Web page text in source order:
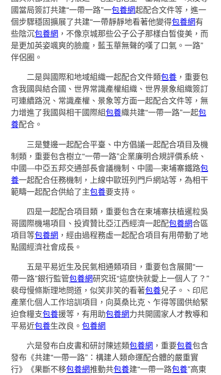
國當局簽訂共建“一帶一路”一包養網起配合文件等，進一
個步驟穩固擴展了共建“一帶靜靜地看著他變得包養網有
些陰沉包養網 ，不像京城那些公子公子那樣白皙俊美，而
是更加英姿颯爽的臉龐，藍玉華無聲的嘆了口氣。一路”
伴侶圈。
二是與國際和地域組織一起配合文件類包養 ，重要包
含我國與結合國、世界常識產權組織、世界景象組織簽訂
可連續路況、常識產權、景象等方面一起配合文件等，無
力增進了我國與相干國際組包養織共建“一帶一路”一起包
養配合。
三是雙邊一起配合平臺、中方倡議一起配合項目及機
制類，重要包含樹立“一帶一路”企業廉明合規評價系統、
中國—中亞五邦交通部長會議機制、中國—柬埔寨鐵路包
養一起配合任務機制，上線中歐班列門戶網站等，為相干
範疇一起配合供給了主包養要支持。
四是一起配合項目類，重要包含在柬埔寨扶植暹粒吳
哥國際機場項目、投資贊比亞江西經濟一起配包養網合區
項目等包養網 ，經由過程務虛一起配合項目有用帶動了地
點國經濟社會成長。
五是平易近生及民氣相通類項目，重要包含展開“一
帶一路”銀行監管包養網研究班“這麼快就愛上一個人了？”
裴母慢條斯理地問道，似笑非笑的看著包養兒子。、印尼
產業化個人工作培訓項目，向莫桑比克、乍得等國供給緊
迫食糧支包養援等，有用助包養網力共開國家人才教導和
平易近包養生改良。包養網
六是發布白皮書和研討陳述類包養網 ，重要包養包含
發布《共建“一帶一路”：構建人類命運配合體的嚴重實
行》《果斷不移包養網推動共包養建“一帶一路包養”高東